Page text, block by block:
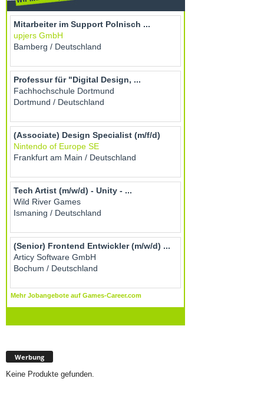
Werbung
Keine Produkte gefunden.